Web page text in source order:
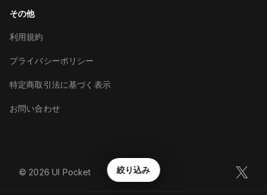
絞り込み
その他
利用規約
プライバシーポリシー
特定商取引法に基づく表示
お問い合わせ
©︎ 2026 UI Pocket